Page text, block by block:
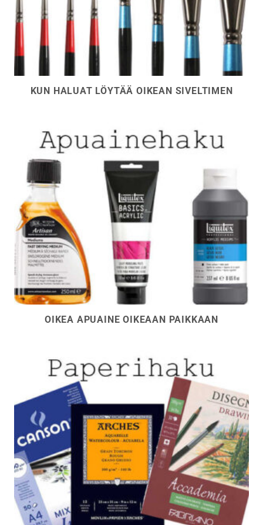
KUN HALUAT LÖYTÄÄ OIKEAN SIVELTIMEN
OIKEA APUAINE OIKEAAN PAIKKAAN